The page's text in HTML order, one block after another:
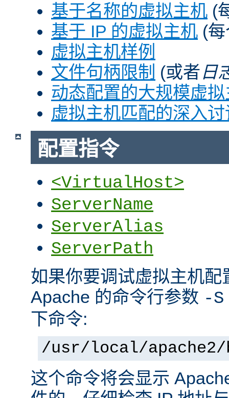
基于名称的虚拟主机 (
基于 IP 的虚拟主机 (
虚拟主机样例
文件句柄限制 (或者日
动态配置的大规模虚
虚拟主机匹配的深入讨
配置指令
<VirtualHost>
ServerName
ServerAlias
ServerPath
如果你要调试虚拟主机配
Apache 的命令行参数 -S
下命令:
/usr/local/
这个命令将会显示